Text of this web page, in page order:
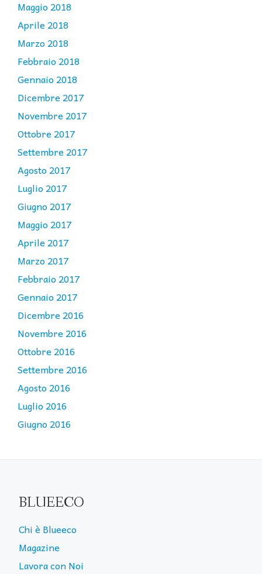
Maggio 2018
Aprile 2018
Marzo 2018
Febbraio 2018
Gennaio 2018
Dicembre 2017
Novembre 2017
Ottobre 2017
Settembre 2017
Agosto 2017
Luglio 2017
Giugno 2017
Maggio 2017
Aprile 2017
Marzo 2017
Febbraio 2017
Gennaio 2017
Dicembre 2016
Novembre 2016
Ottobre 2016
Settembre 2016
Agosto 2016
Luglio 2016
Giugno 2016
BLUEECO
Chi è Blueeco
Magazine
Lavora con Noi